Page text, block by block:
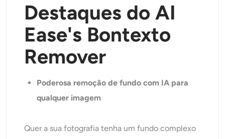
Destaques do AI
Ease's Bontexto
Remover
Poderosa remoção de fundo com IA para
qualquer imagem
Quer a sua fotografia tenha um fundo complexo